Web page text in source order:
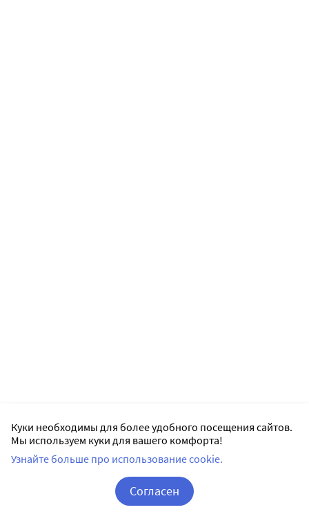
Куки необходимы для более удобного посещения сайтов.
Мы используем куки для вашего комфорта!
Узнайте больше про использование cookie.
Согласен